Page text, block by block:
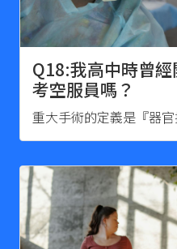
Q18:我高中時曾
考空服員嗎？
重大手術的定義是『器